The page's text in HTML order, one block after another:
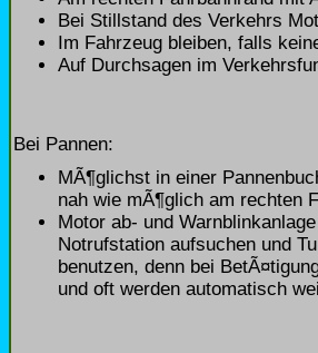
Bei Stillstand des Verkehrs
Im Fahrzeug bleiben, falls
Auf Durchsagen im
Bei Pannen:
MÃ¶glichst in einer
nah wie mÃ¶glich am rechten
Motor ab- und
Notrufstation aufsuchen und
benutzen, denn bei
und oft werden automatisch